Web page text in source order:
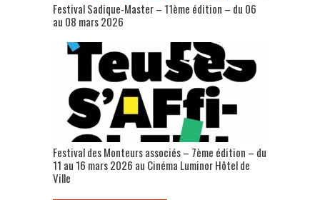
Festival Sadique-Master – 11ème édition – du 06
au 08 mars 2026
Festival des Monteurs associés – 7ème édition – du
11 au 16 mars 2026 au Cinéma Luminor Hôtel de
Ville